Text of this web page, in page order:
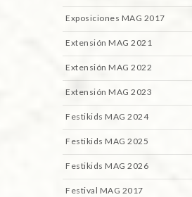
Exposiciones MAG 2017
Extensión MAG 2021
Extensión MAG 2022
Extensión MAG 2023
Festikids MAG 2024
Festikids MAG 2025
Festikids MAG 2026
Festival MAG 2017